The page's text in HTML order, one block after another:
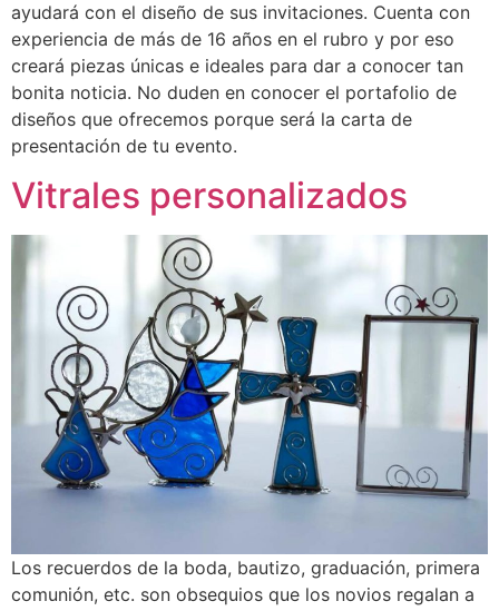
ayudará con el diseño de sus invitaciones. Cuenta con
experiencia de más de 16 años en el rubro y por eso
creará piezas únicas e ideales para dar a conocer tan
bonita noticia. No duden en conocer el portafolio de
diseños que ofrecemos porque será la carta de
presentación de tu evento.
Vitrales personalizados
Los recuerdos de la boda, bautizo, graduación, primera
comunión, etc. son obsequios que los novios regalan a